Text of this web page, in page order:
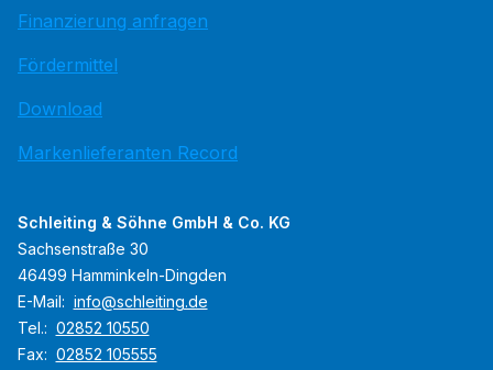
Finanzierung anfragen
Fördermittel
Download
Markenlieferanten Record
Schleiting & Söhne GmbH & Co. KG
Sachsenstraße 30
46499 Hamminkeln-Dingden
E-Mail: info@schleiting.de
Tel.: 02852 10550
Fax: 02852 105555